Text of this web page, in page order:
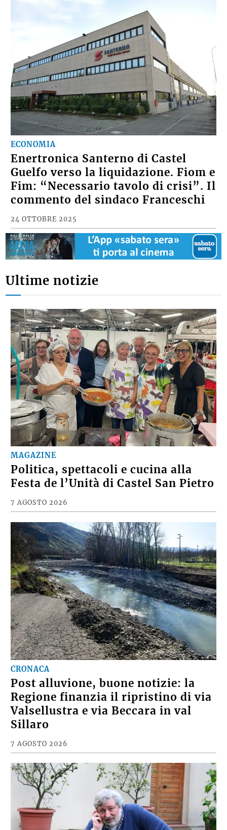
ECONOMIA
Enertronica Santerno di Castel
Guelfo verso la liquidazione. Fiom e
Fim: “Necessario tavolo di crisi”. Il
commento del sindaco Franceschi
24 OTTOBRE 2025
Ultime notizie
MAGAZINE
Politica, spettacoli e cucina alla
Festa de l’Unità di Castel San Pietro
7 AGOSTO 2026
CRONACA
Post alluvione, buone notizie: la
Regione finanzia il ripristino di via
Valsellustra e via Beccara in val
Sillaro
7 AGOSTO 2026